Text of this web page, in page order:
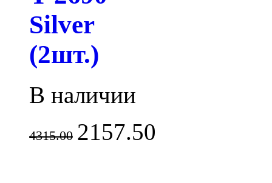
Silver
(2шт.)
В наличии
4315.00 2157.50